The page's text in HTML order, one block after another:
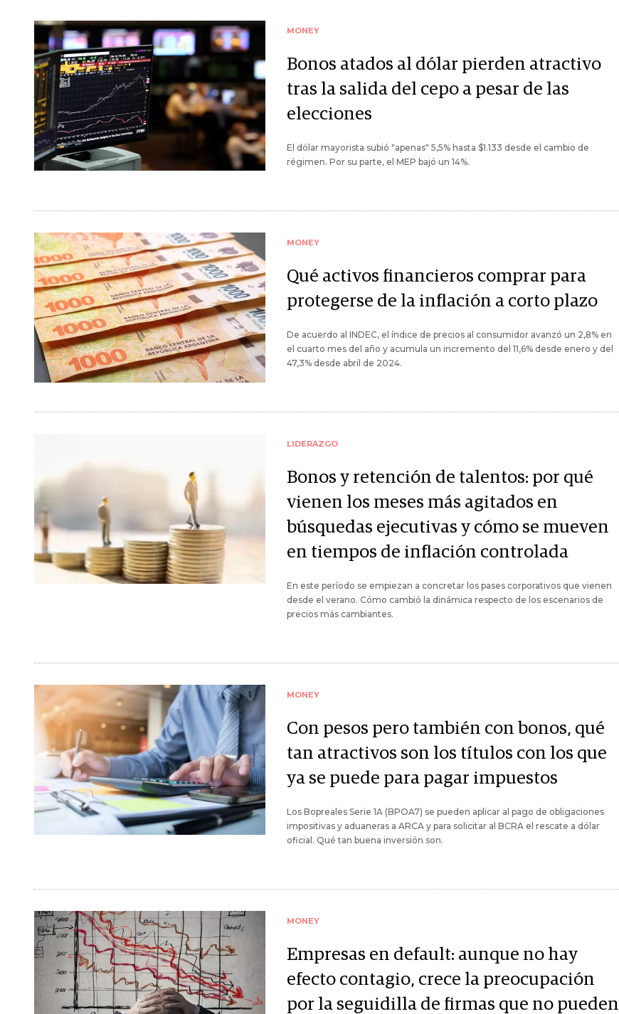
MONEY
Bonos atados al dólar pierden atractivo
tras la salida del cepo a pesar de las
elecciones
El dólar mayorista subió "apenas" 5,5% hasta $1.133 desde el cambio de
régimen. Por su parte, el MEP bajó un 14%.
MONEY
Qué activos financieros comprar para
protegerse de la inflación a corto plazo
De acuerdo al INDEC, el índice de precios al consumidor avanzó un 2,8% en
el cuarto mes del año y acumula un incremento del 11,6% desde enero y del
47,3% desde abril de 2024.
LIDERAZGO
Bonos y retención de talentos: por qué
vienen los meses más agitados en
búsquedas ejecutivas y cómo se mueven
en tiempos de inflación controlada
En este período se empiezan a concretar los pases corporativos que vienen
desde el verano. Cómo cambió la dinámica respecto de los escenarios de
precios más cambiantes.
MONEY
Con pesos pero también con bonos, qué
tan atractivos son los títulos con los que
ya se puede para pagar impuestos
Los Bopreales Serie 1A (BPOA7) se pueden aplicar al pago de obligaciones
impositivas y aduaneras a ARCA y para solicitar al BCRA el rescate a dólar
oficial. Qué tan buena inversión son.
MONEY
Empresas en default: aunque no hay
efecto contagio, crece la preocupación
por la seguidilla de firmas que no pueden